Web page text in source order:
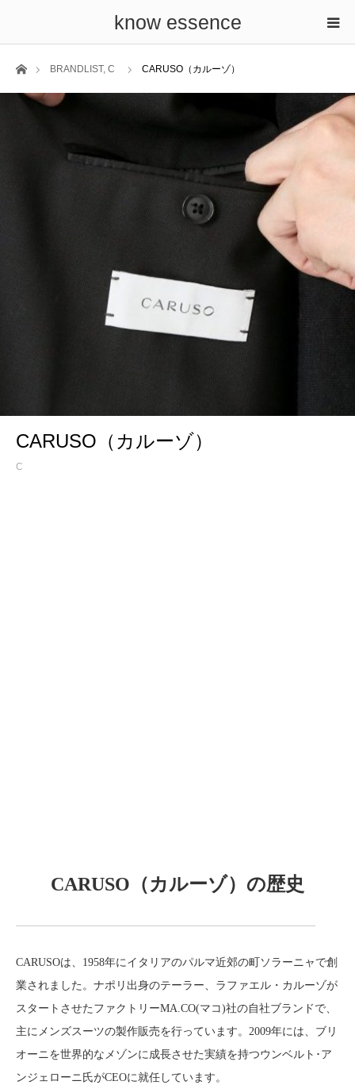
know essence
ホームBRANDLIST, C CARUSO（カルーゾ）
CARUSO（カルーゾ）
C
CARUSO（カルーゾ）の歴史
CARUSOは、1958年にイタリアのパルマ近郊の町ソラーニャで創
業されました。ナポリ出身のテーラー、ラファエル・カルーゾが
スタートさせたファクトリーMA.CO(マコ)社の自社ブランドで、
主にメンズスーツの製作販売を行っています。2009年には、ブリ
オーニを世界的なメゾンに成長させた実績を持つウンベルト･ア
ンジェローニ氏がCEOに就任しています。